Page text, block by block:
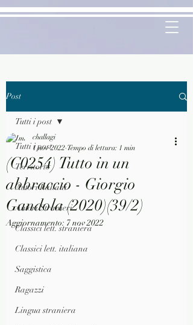
Post
Tutti i post
Territorio
Autori Italiani
Autori Stranieri
Classici lett. straniera
Classici lett. italiana
Saggistica
Ragazzi
Lingua straniera
Tutti i post
(C0254) Tutto in un
abbraccio - Giorgio
Gandola (2020)(39/2)
challagi
1 nov 2022 Tempo di lettura: 1 min
Aggiornamento: 7 nov 2022